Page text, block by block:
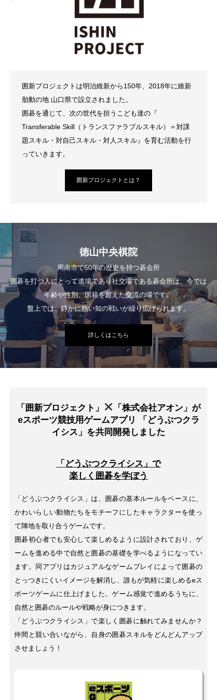
囲新プロジェクトは明治維新から150年、2018年に維新
胎動の地 山口県で設立されました。
囲碁を通じて、次の世代を担うこども達の『
Transferable Skill（トランスファラブルスキル）＝対課
題スキル・対自己スキル・対人スキル』を育む活動を行
っていきます。
囲新プロジェクトとは？
徳山中央棋院
周南市で50年の歴史を持つ碁会所
囲碁を打つ人にとって道場であり社交場である碁会所は、今では
年齢や性別、国籍を超えた交流の場です。
盤上では、静かに熱い知の戦いが繰り広げられます。
詳しくはこちら
「囲新プロジェクト」
「株式会社アオン」が
eスポーツ競技用ゲームアプリ
「どうぶつクラ
イシス」を共同開発しました
「どうぶつクライシス」で
楽しく囲碁を学ぼう
「どうぶつクライシス」は、囲碁の基本ルールをベースに、
かわいらしい動物たちをモチーフにしたキャラクターを使っ
て陣地を取り合うゲームです。
囲碁初心者でも安心して楽しめるように設計されており、ゲ
ームを進める中で自然と囲碁の基礎を学べるようになってい
ます。同アプリはカジュアルなゲームプレイによって囲碁の
とっつきにくいイメージを解消し、誰もが気軽に楽しめるeス
ポーツゲームに仕上げました。ゲーム感覚で進めるうちに、
自然と囲碁のルールや戦略が身につきます。
「どうぶつクライシス」で楽しく囲碁に触れてみませんか？
仲間と競い合いながら、自身の囲碁スキルをどんどんアップ
させましょう！